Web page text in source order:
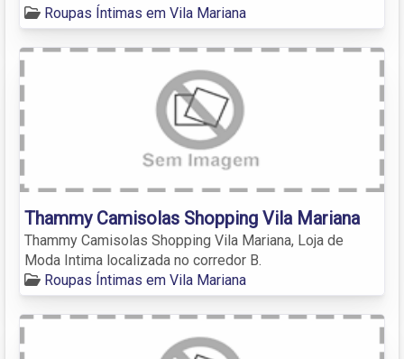
Roupas Íntimas em Vila Mariana
Thammy Camisolas Shopping Vila Mariana
Thammy Camisolas Shopping Vila Mariana, Loja de
Moda Intima localizada no corredor B.
Roupas Íntimas em Vila Mariana